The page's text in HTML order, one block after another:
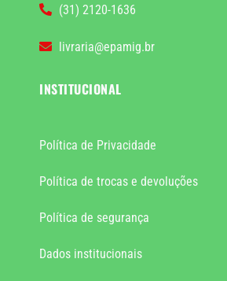
(31) 2120-1636
livraria@epamig.br
INSTITUCIONAL
Política de Privacidade
Política de trocas e devoluções
Política de segurança
Dados institucionais